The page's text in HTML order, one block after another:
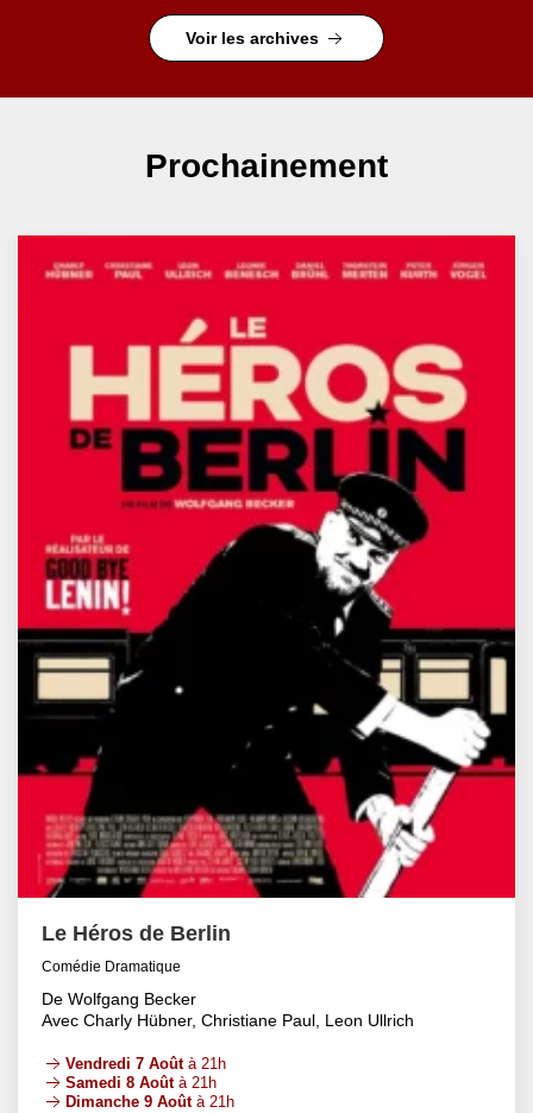
Voir les archives
Prochainement
Le Héros de Berlin
Comédie Dramatique
De Wolfgang Becker
Avec Charly Hübner, Christiane Paul, Leon Ullrich
Vendredi 7 Aoûtà 21h
Samedi 8 Aoûtà 21h
Dimanche 9 Aoûtà 21h